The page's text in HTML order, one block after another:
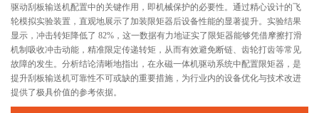
驱动刮板输送机配置中的关键作用，即机械保护的必要性。通过精心设计的飞
轮模拟实验装置，直观地展示了加装限矩器后设备性能的显著提升。实验结果
显示，冲击转矩降低了 82%，这一数据有力地证实了限矩器能够凭借摩擦打滑
机制吸收冲击动能，精准限定传递转矩，从而有效避免断链、齿轮打齿等常见
故障的发生。分析结论清晰地指出，在永磁一体机驱动系统中配置限矩器，是
提升刮板输送机可靠性不可或缺的重要措施，为行业内的设备优化与技术改进
提供了极具价值的参考依据。